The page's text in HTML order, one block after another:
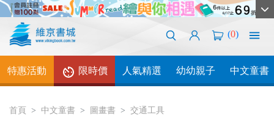
(0)
特惠活動 限時價 人氣精選 幼幼親子 中文童書
首頁 中文童書 圖畫書
交通工具